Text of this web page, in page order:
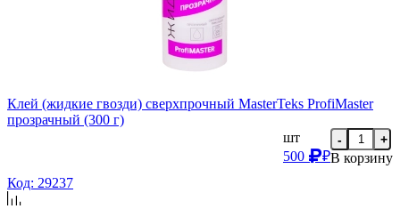
Клей (жидкие гвозди) сверхпрочный MasterTeks ProfiMaster
прозрачный (300 г)
шт
500
₽
- +
В корзину
Код: 29237